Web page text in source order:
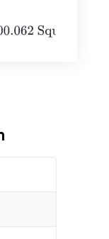
inches